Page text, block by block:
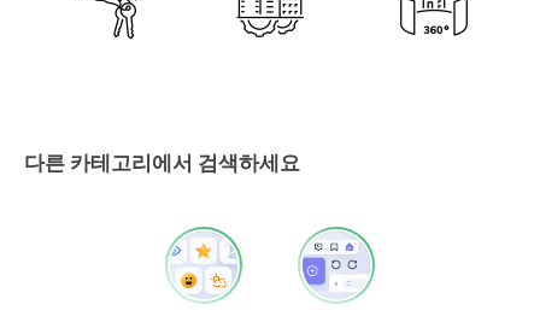
다른 카테고리에서 검색하세요